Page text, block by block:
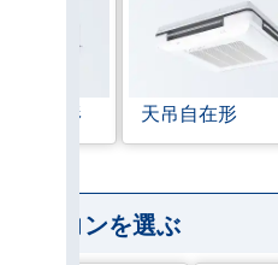
ダクト形 天吊自在形
エアコンを選ぶ